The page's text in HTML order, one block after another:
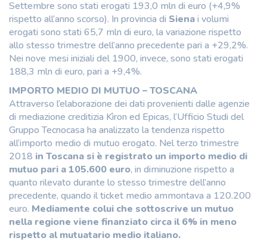
Settembre sono stati erogati 193,0 mln di euro (+4,9%
rispetto all’anno scorso). In provincia di Sienai volumi
erogati sono stati 65,7 mln di euro, la variazione rispetto
allo stesso trimestre dell’anno precedente pari a +29,2%.
Nei nove mesi iniziali del 1900, invece, sono stati erogati
188,3 mln di euro, pari a +9,4%.
IMPORTO MEDIO DI MUTUO – TOSCANA
Attraverso l’elaborazione dei dati provenienti dalle agenzie
di mediazione creditizia Kìron ed Epicas, l’Ufficio Studi del
Gruppo Tecnocasa ha analizzato la tendenza rispetto
all’importo medio di mutuo erogato. Nel terzo trimestre
2018 in Toscana si è registrato un importo medio di
mutuo pari a 105.600 euro, in diminuzione rispetto a
quanto rilevato durante lo stesso trimestre dell’anno
precedente, quando il ticket medio ammontava a 120.200
euro. Mediamente colui che sottoscrive un mutuo
nella regione viene finanziato circa il 6% in meno
rispetto al mutuatario medio italiano.